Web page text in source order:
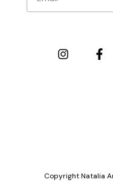
Copyright Natalia